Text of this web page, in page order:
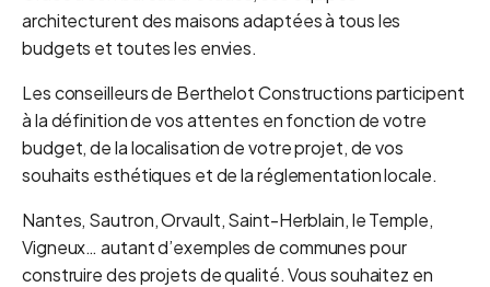
architecturent des maisons adaptées à tous les
budgets et toutes les envies.
Les conseilleurs de Berthelot Constructions participent
à la définition de vos attentes en fonction de votre
budget, de la localisation de votre projet, de vos
souhaits esthétiques et de la réglementation locale.
Nantes, Sautron, Orvault, Saint-Herblain, le Temple,
Vigneux… autant d’exemples de communes pour
construire des projets de qualité. Vous souhaitez en